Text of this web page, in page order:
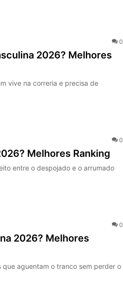
0
2026? Melhores
vive na correria e precisa de
0
Melhores Ranking
entre o despojado e o arrumado
0
2026? Melhores
aguentam o tranco sem perder o